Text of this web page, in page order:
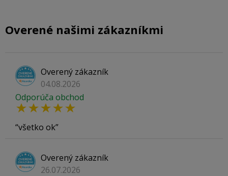
Overené našimi zákazníkmi
Overený zákazník
04.08.2026
Odporúča obchod
všetko ok
Overený zákazník
26.07.2026